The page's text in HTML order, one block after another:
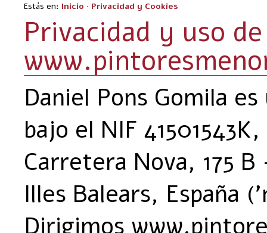
Estás en: Inicio · Privacidad y Cookies
Privacidad y uso
Daniel Pons Gomila
bajo el NIF
Carretera Nova, 175
Illes Balears, España
Dirigimos